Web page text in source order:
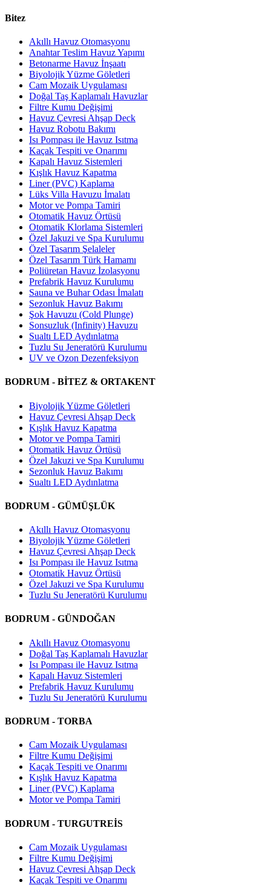
Bitez
Akıllı Havuz Otomasyonu
Anahtar Teslim Havuz Yapımı
Betonarme Havuz İnşaatı
Biyolojik Yüzme Göletleri
Cam Mozaik Uygulaması
Doğal Taş Kaplamalı Havuzlar
Filtre Kumu Değişimi
Havuz Çevresi Ahşap Deck
Havuz Robotu Bakımı
Isı Pompası ile Havuz Isıtma
Kaçak Tespiti ve Onarımı
Kapalı Havuz Sistemleri
Kışlık Havuz Kapatma
Liner (PVC) Kaplama
Lüks Villa Havuzu İmalatı
Motor ve Pompa Tamiri
Otomatik Havuz Örtüsü
Otomatik Klorlama Sistemleri
Özel Jakuzi ve Spa Kurulumu
Özel Tasarım Şelaleler
Özel Tasarım Türk Hamamı
Poliüretan Havuz İzolasyonu
Prefabrik Havuz Kurulumu
Sauna ve Buhar Odası İmalatı
Sezonluk Havuz Bakımı
Şok Havuzu (Cold Plunge)
Sonsuzluk (Infinity) Havuzu
Sualtı LED Aydınlatma
Tuzlu Su Jeneratörü Kurulumu
UV ve Ozon Dezenfeksiyon
BODRUM - BİTEZ & ORTAKENT
Biyolojik Yüzme Göletleri
Havuz Çevresi Ahşap Deck
Kışlık Havuz Kapatma
Motor ve Pompa Tamiri
Otomatik Havuz Örtüsü
Özel Jakuzi ve Spa Kurulumu
Sezonluk Havuz Bakımı
Sualtı LED Aydınlatma
BODRUM - GÜMÜŞLÜK
Akıllı Havuz Otomasyonu
Biyolojik Yüzme Göletleri
Havuz Çevresi Ahşap Deck
Isı Pompası ile Havuz Isıtma
Otomatik Havuz Örtüsü
Özel Jakuzi ve Spa Kurulumu
Tuzlu Su Jeneratörü Kurulumu
BODRUM - GÜNDOĞAN
Akıllı Havuz Otomasyonu
Doğal Taş Kaplamalı Havuzlar
Isı Pompası ile Havuz Isıtma
Kapalı Havuz Sistemleri
Prefabrik Havuz Kurulumu
Tuzlu Su Jeneratörü Kurulumu
BODRUM - TORBA
Cam Mozaik Uygulaması
Filtre Kumu Değişimi
Kaçak Tespiti ve Onarımı
Kışlık Havuz Kapatma
Liner (PVC) Kaplama
Motor ve Pompa Tamiri
BODRUM - TURGUTREİS
Cam Mozaik Uygulaması
Filtre Kumu Değişimi
Havuz Çevresi Ahşap Deck
Kaçak Tespiti ve Onarımı